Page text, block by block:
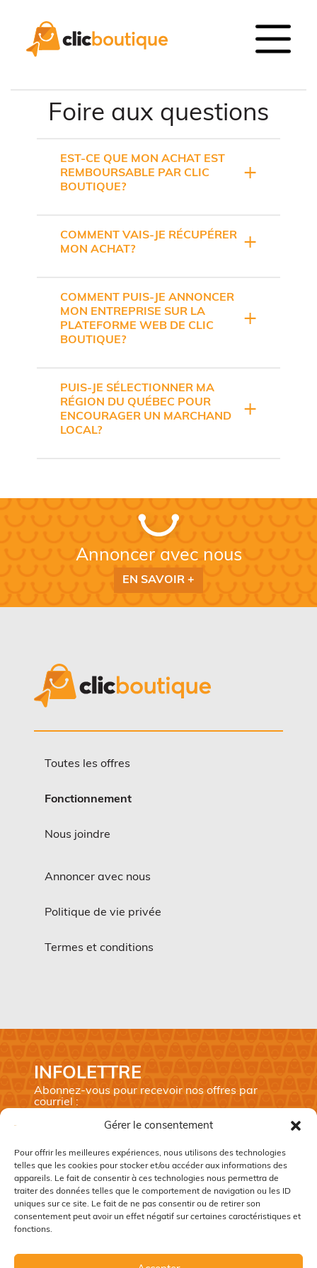
Gérer le consentement
Pour offrir les meilleures expériences, nous utilisons des technologies
telles que les cookies pour stocker et/ou accéder aux informations des
appareils. Le fait de consentir à ces technologies nous permettra de
traiter des données telles que le comportement de navigation ou les ID
uniques sur ce site. Le fait de ne pas consentir ou de retirer son
consentement peut avoir un effet négatif sur certaines caractéristiques et
fonctions.
Foire aux questions
EST-CE QUE MON ACHAT EST
REMBOURSABLE PAR CLIC
BOUTIQUE?
COMMENT VAIS-JE RÉCUPÉRER
MON ACHAT?
COMMENT PUIS-JE ANNONCER
MON ENTREPRISE SUR LA
PLATEFORME WEB DE CLIC
BOUTIQUE?
PUIS-JE SÉLECTIONNER MA
RÉGION DU QUÉBEC POUR
ENCOURAGER UN MARCHAND
LOCAL?
Annoncer avec nous
EN SAVOIR +
Toutes les offres
Fonctionnement
Nous joindre
Annoncer avec nous
Politique de vie privée
Termes et conditions
INFOLETTRE
Abonnez-vous pour recevoir nos offres par
courriel :
Nom*
Courriel *
CAPTCHA